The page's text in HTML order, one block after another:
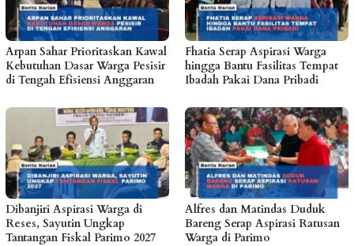
Arpan Sahar Prioritaskan Kawal
Kebutuhan Dasar Warga Pesisir
di Tengah Efisiensi Anggaran
Fhatia Serap Aspirasi Warga
hingga Bantu Fasilitas Tempat
Ibadah Pakai Dana Pribadi
Dibanjiri Aspirasi Warga di
Reses, Sayutin Ungkap
Tantangan Fiskal Parimo 2027
Alfres dan Matindas Duduk
Bareng Serap Aspirasi Ratusan
Warga di Parimo